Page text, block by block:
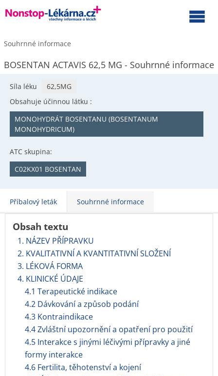
Souhrnné informace
BOSENTAN ACTAVIS 62,5 MG - Souhrnné informace
Síla léku
62,5MG
Obsahuje účinnou látku :
MONOHYDRÁT BOSENTANU (BOSENTANUM
MONOHYDRICUM)
ATC skupina:
C02KX01 BOSENTAN
Příbalový leták Souhrnné informace
Obsah textu
1. NÁZEV PŘÍPRAVKU
2. KVALITATIVNÍ A KVANTITATIVNÍ SLOŽENÍ
3. LÉKOVÁ FORMA
4. KLINICKÉ ÚDAJE
4.1 Terapeutické indikace
4.2 Dávkování a způsob podání
4.3 Kontraindikace
4.4 Zvláštní upozornění a opatření pro použití
4.5 Interakce s jinými léčivými přípravky a jiné
formy interakce
4.6 Fertilita, těhotenství a kojení